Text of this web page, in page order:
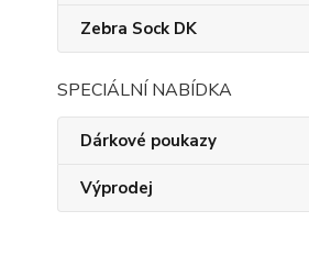
Zebra Sock DK
SPECIÁLNÍ NABÍDKA
Dárkové poukazy
Výprodej